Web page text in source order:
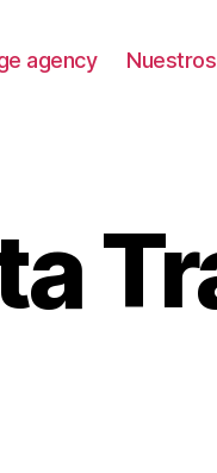
agency